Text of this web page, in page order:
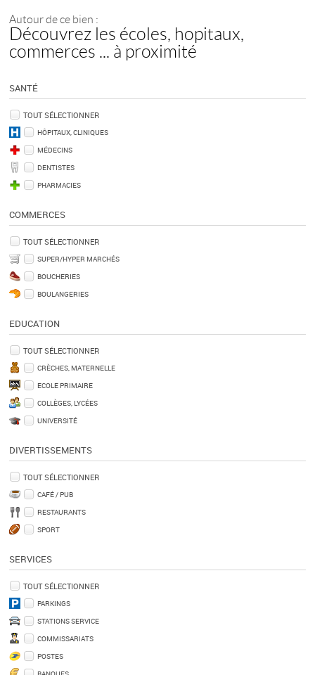
Autour de ce bien :
Découvrez les écoles, hopitaux,
commerces ... à proximité
SANTÉ
TOUT SÉLECTIONNER
HÔPITAUX, CLINIQUES
MÉDECINS
DENTISTES
PHARMACIES
COMMERCES
TOUT SÉLECTIONNER
SUPER/HYPER MARCHÉS
BOUCHERIES
BOULANGERIES
EDUCATION
TOUT SÉLECTIONNER
CRÈCHES, MATERNELLE
ECOLE PRIMAIRE
COLLÈGES, LYCÉES
UNIVERSITÉ
DIVERTISSEMENTS
TOUT SÉLECTIONNER
CAFÉ / PUB
RESTAURANTS
SPORT
SERVICES
TOUT SÉLECTIONNER
PARKINGS
STATIONS SERVICE
COMMISSARIATS
POSTES